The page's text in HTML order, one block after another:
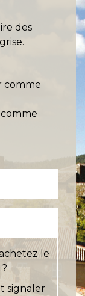
des
comme
le
signaler